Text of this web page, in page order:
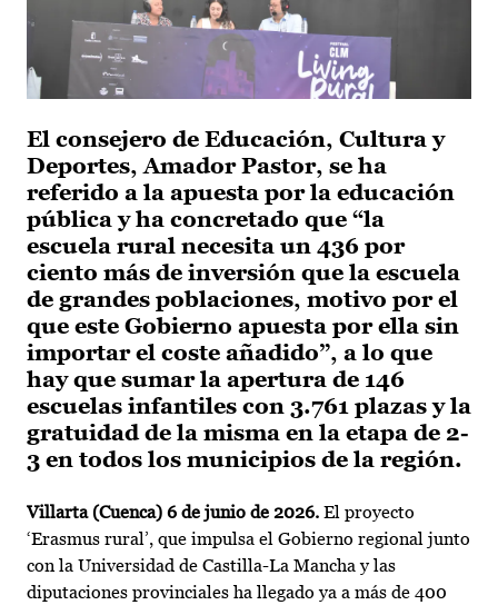
El consejero de Educación, Cultura y
Deportes, Amador Pastor, se ha
referido a la apuesta por la educación
pública y ha concretado que “la
escuela rural necesita un 436 por
ciento más de inversión que la escuela
de grandes poblaciones, motivo por el
que este Gobierno apuesta por ella sin
importar el coste añadido”, a lo que
hay que sumar la apertura de 146
escuelas infantiles con 3.761 plazas y la
gratuidad de la misma en la etapa de 2-
3 en todos los municipios de la región.
Villarta (Cuenca) 6 de junio de 2026. El proyecto
‘Erasmus rural’, que impulsa el Gobierno regional junto
con la Universidad de Castilla-La Mancha y las
diputaciones provinciales ha llegado ya a más de 400